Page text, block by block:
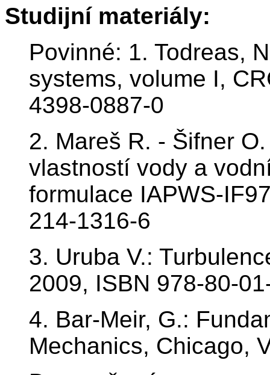
Studijní materiály:
Povinné: 1. Todreas,
systems, volume I,
4398-0887-0
2. Mareš R. - Šifner
vlastností vody a
formulace IAPWS-
214-1316-6
3. Uruba V.:
2009, ISBN 978-80-
4. Bar-Meir, G.:
Mechanics, Chicago,